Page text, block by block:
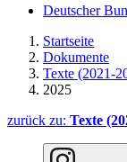
Deutscher
Startseite
Dokumente
Texte (2021-
2025
zurück zu: Texte